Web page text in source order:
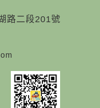
路二段201號